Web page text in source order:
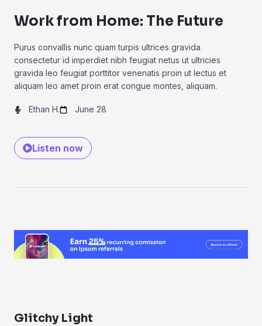
Work from Home: The Future
Purus convallis nunc quam turpis ultrices gravida
consectetur id imperdiet nibh feugiat netus ut ultricies
gravida leo feugiat porttitor venenatis proin ut lectus et
aliquam leo amet proin erat congue montes, aliquam.
Ethan H. June 28
Listen now
Glitchy Light